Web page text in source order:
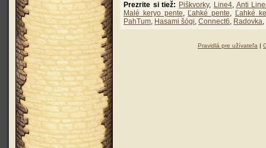
Prezrite si tiež: Piškvorky, Line4, Anti
Malé keryo pente, Ľahké pente, Ľahké
PahTum, Hasami šógi, Connect6, Radovka,
Pravidlá pre užívateľa |